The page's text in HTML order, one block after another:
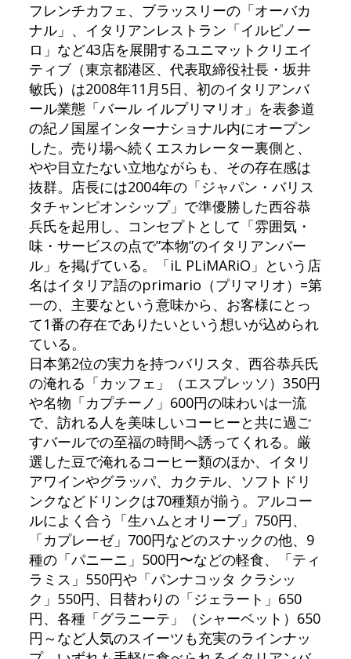
フレンチカフェ、ブラッスリーの「オーバカ
ナル」、イタリアンレストラン「イルピノー
ロ」など43店を展開するユニマットクリエイ
ティブ（東京都港区、代表取締役社長・坂井
敏氏）は2008年11月5日、初のイタリアンバ
ール業態「バール イルプリマリオ」を表参道
の紀ノ国屋インターナショナル内にオープン
した。売り場へ続くエスカレーター裏側と、
やや目立たない立地ながらも、その存在感は
抜群。店長には2004年の「ジャパン・バリス
タチャンピオンシップ」で準優勝した西谷恭
兵氏を起用し、コンセプトとして「雰囲気・
味・サービスの点で”本物”のイタリアンバー
ル」を掲げている。「iL PLiMARiO」という店
名はイタリア語のprimario（プリマリオ）=第
一の、主要なという意味から、お客様にとっ
て1番の存在でありたいという想いが込められ
ている。
日本第2位の実力を持つバリスタ、西谷恭兵氏
の淹れる「カッフェ」（エスプレッソ）350円
や名物「カプチーノ」600円の味わいは一流
で、訪れる人を美味しいコーヒーと共に過ご
すバールでの至福の時間へ誘ってくれる。厳
選した豆で淹れるコーヒー類のほか、イタリ
アワインやグラッパ、カクテル、ソフトドリ
ンクなどドリンクは70種類が揃う。アルコー
ルによく合う「生ハムとオリーブ」750円、
「カプレーゼ」700円などのスナックの他、9
種の「パニーニ」500円〜などの軽食、「ティ
ラミス」550円や「パンナコッタ クラシッ
ク」550円、日替わりの「ジェラート」650
円、各種「グラニーテ」（シャーベット）650
円～など人気のスイーツも充実のラインナッ